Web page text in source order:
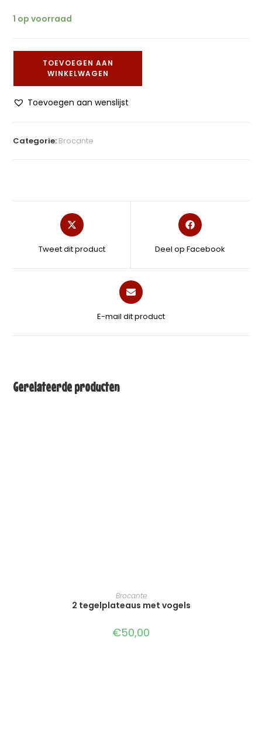
1 op voorraad
TOEVOEGEN AAN
WINKELWAGEN
Toevoegen aan wenslijst
Categorie: Brocante
Tweet dit product Deel op Facebook
E-mail dit product
Gerelateerde producten
TOEVOEGEN AAN WINKELWAGEN
Brocante
2 tegelplateaus met vogels
€50,00